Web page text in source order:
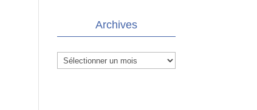
Archives
Archives